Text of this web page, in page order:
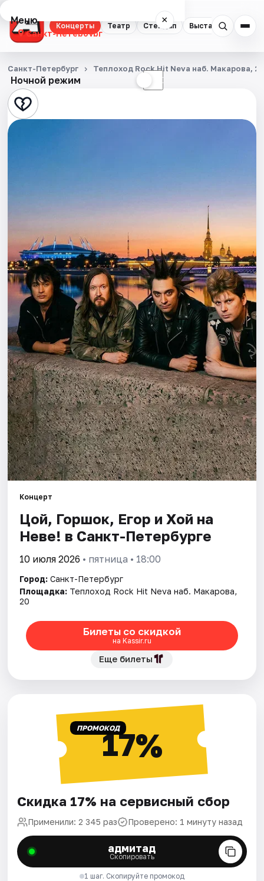
Концерты Театр Стендап Выставки
Меню ×
Санкт-Петербург
Концерты
Театр
Стендап
События
Города
Площадки
Артисты
Рейтинги
Ночной режим ☾
Санкт-Петербург Теплоход Rock Hit Neva наб. Макарова,
Концерт
Цой, Горшок, Егор и Хой на
Неве! в Санкт-Петербурге
10 июля 2026 • пятница • 18:00
Город: Санкт-Петербург
Площадка: Теплоход Rock Hit Neva наб. Макарова,
20
Билеты со скидкой
на Kassir.ru
Еще билеты
ПРОМОКОД17%
Скидка 17% на сервисный сбор
Применили: 2 345 раз Проверено: 1 минуту назад
адмитад
Скопировать
1 шаг. Скопируйте промокод